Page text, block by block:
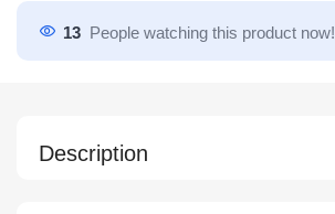
13 People watching this product now!
Description